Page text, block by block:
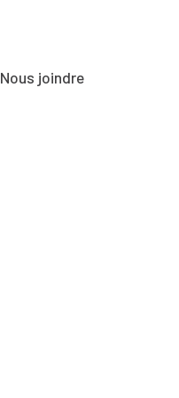
Nous joindre